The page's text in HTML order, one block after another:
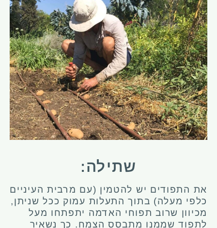
שתילה:
את התפודים יש להטמין (עם מרבית העיניים
כלפי מעלה) בתוך התעלות עמוק ככל שניתן,
מכיוון שרוב תפוחי האדמה יתפתחו מעל
לתפוד שממנו מתבסס הצמח. כך נשאיר